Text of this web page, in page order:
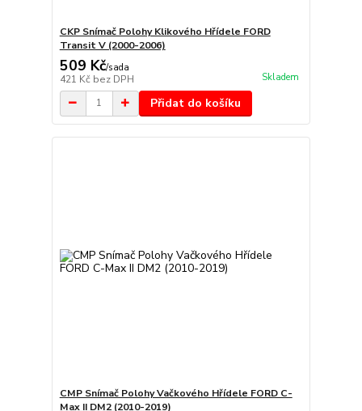
CKP Snímač Polohy Klikového Hřídele FORD
Transit V (2000-2006)
509 Kč/sada
421 Kč bez DPH Skladem
Přidat do košíku
CMP Snímač Polohy Vačkového Hřídele FORD C-
Max II DM2 (2010-2019)